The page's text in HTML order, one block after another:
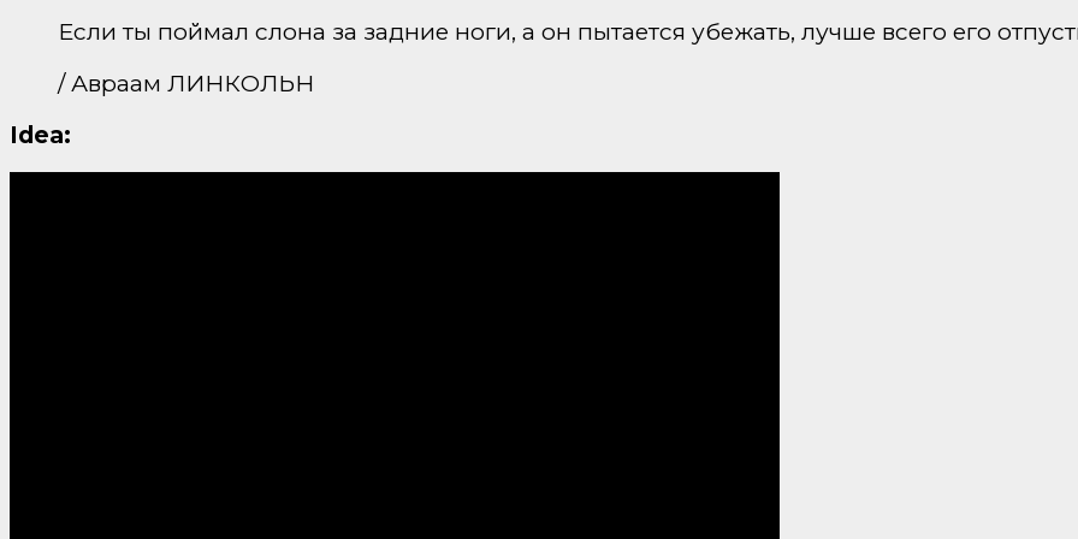
Если ты поймал слона за задние ноги, а он пытается убежать, лучше всего его
/ Авраам ЛИНКОЛЬН
Idea: